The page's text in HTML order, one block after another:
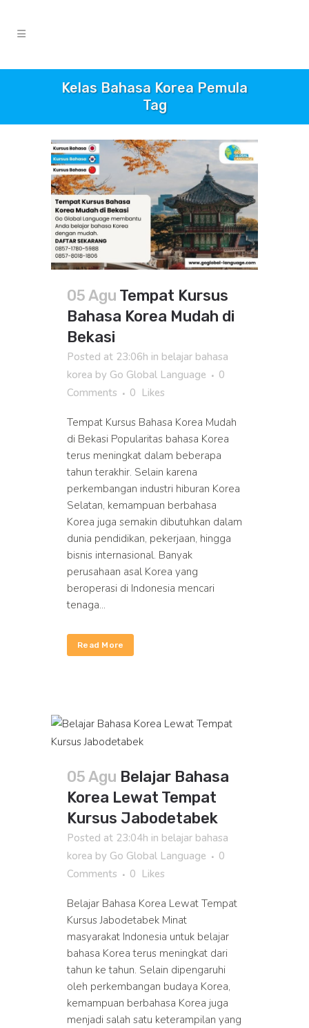
Kelas Bahasa Korea Pemula
Tag
05 Agu Tempat Kursus
Bahasa Korea Mudah di
Bekasi
Posted at 23:06h in belajar bahasa
korea by Go Global Language
0
Comments
0 Likes
Tempat Kursus Bahasa Korea Mudah
di Bekasi Popularitas bahasa Korea
terus meningkat dalam beberapa
tahun terakhir. Selain karena
perkembangan industri hiburan Korea
Selatan, kemampuan berbahasa
Korea juga semakin dibutuhkan dalam
dunia pendidikan, pekerjaan, hingga
bisnis internasional. Banyak
perusahaan asal Korea yang
beroperasi di Indonesia mencari
tenaga...
Read More
05 Agu Belajar Bahasa
Korea Lewat Tempat
Kursus Jabodetabek
Posted at 23:04h in belajar bahasa
korea by Go Global Language
0
Comments
0 Likes
Belajar Bahasa Korea Lewat Tempat
Kursus Jabodetabek Minat
masyarakat Indonesia untuk belajar
bahasa Korea terus meningkat dari
tahun ke tahun. Selain dipengaruhi
oleh perkembangan budaya Korea,
kemampuan berbahasa Korea juga
menjadi salah satu keterampilan yang